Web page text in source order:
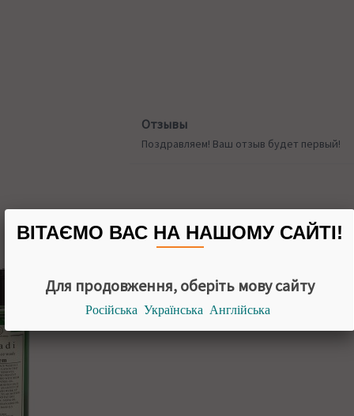
Отзывы
Поздравляем! Ваш отзыв будет первый!
Похожие товары
ВІТАЄМО ВАС НА НАШОМУ САЙТІ!
Для продовження, оберіть мову сайту
Російська Українська Англійська